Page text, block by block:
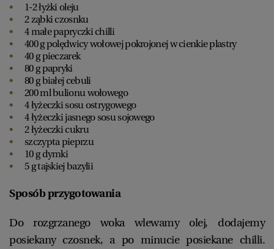
1-2 łyżki oleju
2 ząbki czosnku
4 małe papryczki chilli
400 g polędwicy wołowej pokrojonej w cienkie plastry
40 g pieczarek
80 g papryki
80 g białej cebuli
200 ml bulionu wołowego
4 łyżeczki sosu ostrygowego
4 łyżeczki jasnego sosu sojowego
2 łyżeczki cukru
szczypta pieprzu
10 g dymki
5 g tajskiej bazylii
Sposób przygotowania
Do rozgrzanego woka wlewamy olej, dodajemy
posiekany czosnek, a po minucie posiekane chilli.